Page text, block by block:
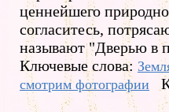
ценнейшего
согласитесь,
называют "Дверью в
Ключевые слова:
смотрим фотографии